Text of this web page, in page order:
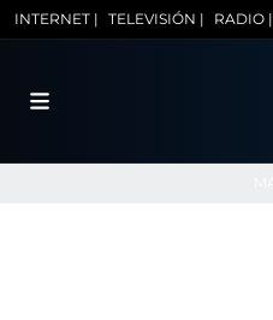
INTERNET | TELEVISIÓN | RADIO |